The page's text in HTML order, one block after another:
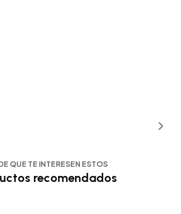
QUE TE INTERESEN ESTOS
recomendados